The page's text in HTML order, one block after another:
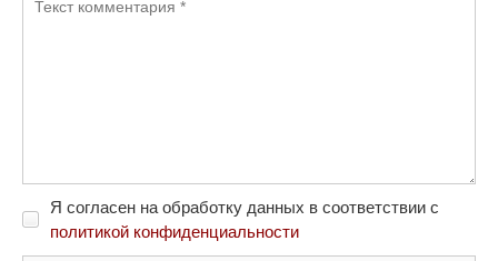
Я согласен на обработку данных в соответствии с
политикой конфиденциальности